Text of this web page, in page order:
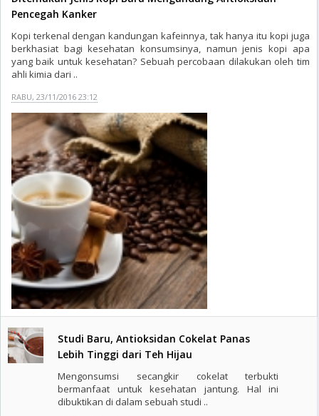
Pencegah Kanker
Kopi terkenal dengan kandungan kafeinnya, tak hanya itu kopi juga
berkhasiat bagi kesehatan konsumsinya, namun jenis kopi apa
yang baik untuk kesehatan? Sebuah percobaan dilakukan oleh tim
ahli kimia dari ..
RABU, 23/11/2016 23:12
Studi Baru, Antioksidan Cokelat Panas
Lebih Tinggi dari Teh Hijau
Mengonsumsi secangkir cokelat terbukti
bermanfaat untuk kesehatan jantung. Hal ini
dibuktikan di dalam sebuah studi ..